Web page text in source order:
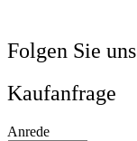
Folgen Sie uns
Kaufanfrage
Anrede